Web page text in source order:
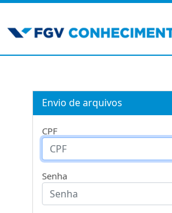
Envio de arquivos
CPF
Senha